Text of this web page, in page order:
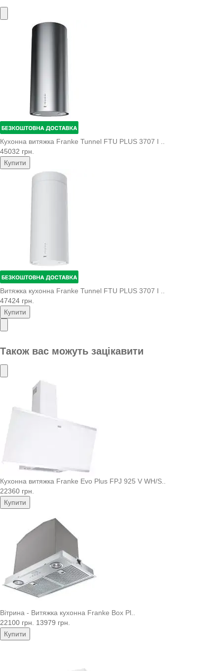
Кухонна витяжка Franke Tunnel FTU PLUS 3707 I ..
45032 грн.
Купити
Витяжка кухонна Franke Tunnel FTU PLUS 3707 I ..
47424 грн.
Купити
Також вас можуть зацікавити
Кухонна витяжка Franke Evo Plus FPJ 925 V WH/S..
22360 грн.
Купити
Вітрина - Витяжка кухонна Franke Box Pl..
22100 грн.
13979 грн.
Купити